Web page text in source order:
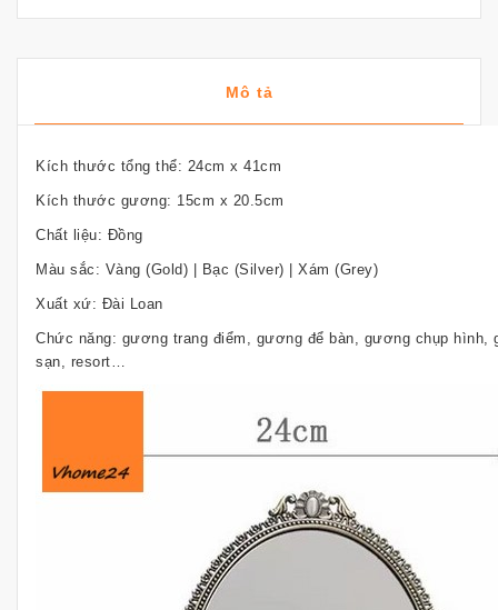
Mô tả
Kích thước tổng thể: 24cm x 41cm
Kích thước gương: 15cm x 20.5cm
Chất liệu: Đồng
Màu sắc: Vàng (Gold) | Bạc (Silver) | Xám (Grey)
Xuất xứ: Đài Loan
Chức năng: gương trang điểm, gương để bàn, gương chụp
sạn, resort…